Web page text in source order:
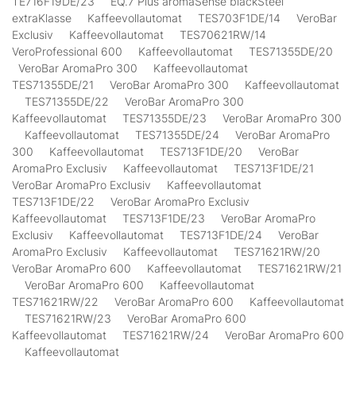
extraKlasse Kaffeevollautomat TES703F1DE/14 VeroBar
Exclusiv Kaffeevollautomat TES70621RW/14
VeroProfessional 600 Kaffeevollautomat TES71355DE/20
VeroBar AromaPro 300 Kaffeevollautomat
TES71355DE/21 VeroBar AromaPro 300 Kaffeevollautomat
TES71355DE/22 VeroBar AromaPro 300
Kaffeevollautomat TES71355DE/23 VeroBar AromaPro 300
Kaffeevollautomat TES71355DE/24 VeroBar AromaPro
300 Kaffeevollautomat TES713F1DE/20 VeroBar
AromaPro Exclusiv Kaffeevollautomat TES713F1DE/21
VeroBar AromaPro Exclusiv Kaffeevollautomat
TES713F1DE/22 VeroBar AromaPro Exclusiv
Kaffeevollautomat TES713F1DE/23 VeroBar AromaPro
Exclusiv Kaffeevollautomat TES713F1DE/24 VeroBar
AromaPro Exclusiv Kaffeevollautomat TES71621RW/20
VeroBar AromaPro 600 Kaffeevollautomat TES71621RW/21
VeroBar AromaPro 600 Kaffeevollautomat
TES71621RW/22 VeroBar AromaPro 600 Kaffeevollautomat
TES71621RW/23 VeroBar AromaPro 600
Kaffeevollautomat TES71621RW/24 VeroBar AromaPro 600
Kaffeevollautomat